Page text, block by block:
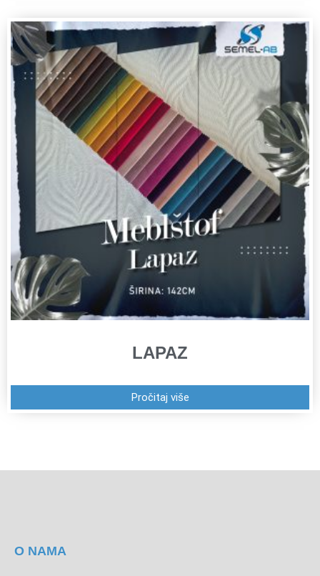
LAPAZ
Pročitaj više
O NAMA